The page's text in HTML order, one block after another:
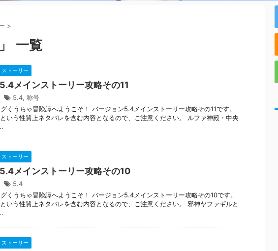
>
一覧
ストーリー
メインストーリー攻略その11
5.4, 称号
くうちゃ冒険譚へようこそ！ バージョン5.4メインストーリー攻略その11です。
いう性質上ネタバレを含む内容となるので、ご注意ください。 ルファ神殿・中央
ストーリー
メインストーリー攻略その10
5.4
くうちゃ冒険譚へようこそ！ バージョン5.4メインストーリー攻略その10です。
いう性質上ネタバレを含む内容となるので、ご注意ください。 邪神ヤファギルと
ストーリー